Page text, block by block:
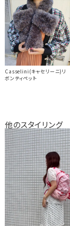
Casselini(キャセリーニ)リ
ボンティペット
他のスタイリング